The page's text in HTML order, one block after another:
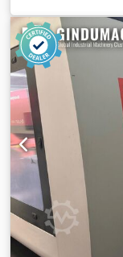
контролер:BySOFT
растојание на
оската Y:772 мм,